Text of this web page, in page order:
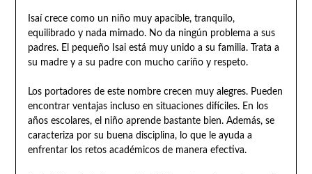
Isaí crece como un niño muy apacible, tranquilo,
equilibrado y nada mimado. No da ningún problema a sus
padres. El pequeño Isai está muy unido a su familia. Trata a
su madre y a su padre con mucho cariño y respeto.
Los portadores de este nombre crecen muy alegres. Pueden
encontrar ventajas incluso en situaciones difíciles. En los
años escolares, el niño aprende bastante bien. Además, se
caracteriza por su buena disciplina, lo que le ayuda a
enfrentar los retos académicos de manera efectiva.